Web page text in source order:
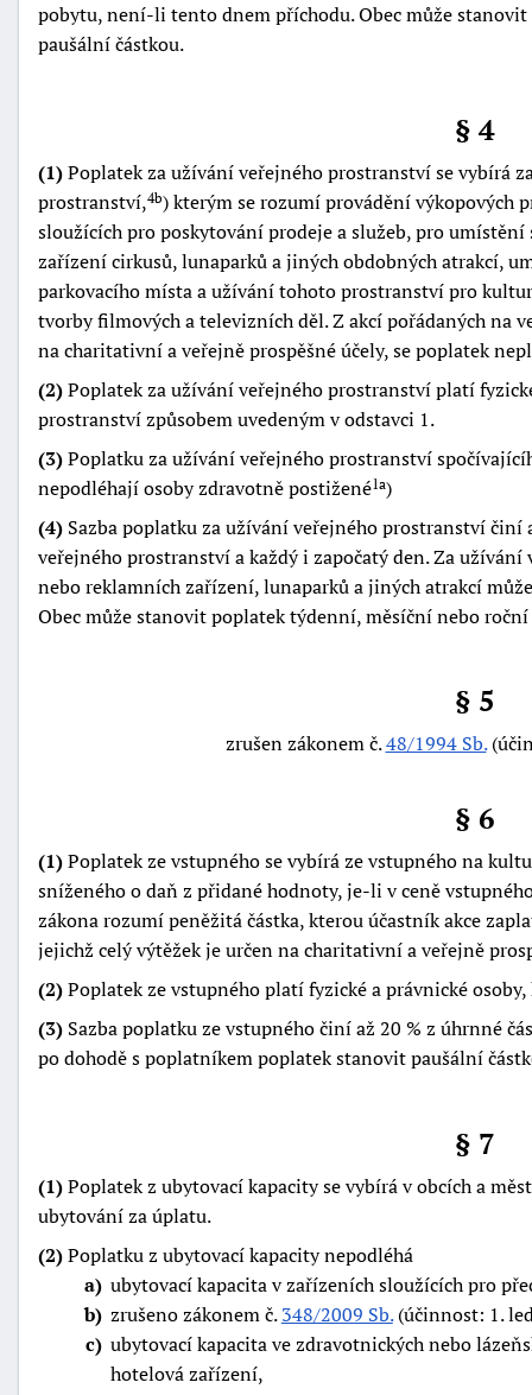
pobytu, není-li tento dnem příchodu. Obec může
paušální částkou.
§ 4
(1)Poplatek za užívání veřejného prostranství se vybírá
prostranství,4b) kterým se rozumí provádění výkopových
sloužících pro poskytování prodeje a služeb, pro
zařízení cirkusů, lunaparků a jiných obdobných atrakcí,
parkovacího místa a užívání tohoto prostranství pro
tvorby filmových a televizních děl. Z akcí pořádaných na
na charitativní a veřejně prospěšné účely, se poplatek
(2)Poplatek za užívání veřejného prostranství platí
prostranství způsobem uvedeným v odstavci 1.
(3)Poplatku za užívání veřejného prostranství
nepodléhají osoby zdravotně postižené1a)
(4) Sazba poplatku za užívání veřejného prostranství činí
veřejného prostranství a každý i započatý den. Za
nebo reklamních zařízení, lunaparků a jiných atrakcí
Obec může stanovit poplatek týdenní, měsíční nebo
§ 5
zrušen zákonem č.48/1994 Sb.
§ 6
(1)Poplatek ze vstupného se vybírá ze vstupného na
sníženého o daň z přidané hodnoty, je-li v ceně
zákona rozumí peněžitá částka, kterou účastník akce
jejichž celý výtěžek je určen na charitativní a veřejně
(2)Poplatek ze vstupného platí fyzické a právnické
(3) Sazba poplatku ze vstupného činí až 20 % z úhrnné
po dohodě s poplatníkem poplatek stanovit paušální
§ 7
(1)Poplatek z ubytovací kapacity se vybírá v obcích a
ubytování za úplatu.
(2)Poplatku z ubytovací kapacity nepodléhá
a ubytovací kapacita v zařízeních sloužících pro
b zrušeno zákonem č.348/2009 Sb.(účinnost: 1.
c ubytovací kapacita ve zdravotnických nebo
hotelová zařízení,